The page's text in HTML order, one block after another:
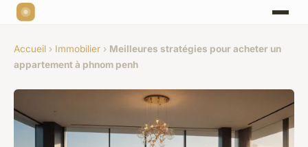
Accueil › Immobilier › Meilleures stratégies pour acheter un
appartement à phnom penh